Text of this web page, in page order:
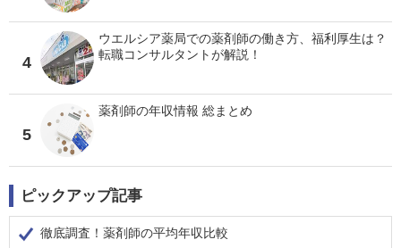
4
ウエルシア薬局での薬剤師の働き方、福利厚生は？
転職コンサルタントが解説！
5
薬剤師の年収情報 総まとめ
ピックアップ記事
徹底調査！薬剤師の平均年収比較